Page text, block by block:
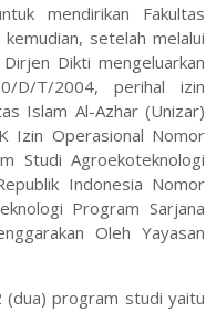
mendirikan Fakultas
setelah melalui
Dikti mengeluarkan
D/T/2004, perihal izin
Islam Al-Azhar (Unizar)
Izin Operasional Nomor
Studi Agroekoteknologi
Indonesia Nomor
Program Sarjana
Oleh Yayasan
(dua) program studi yaitu